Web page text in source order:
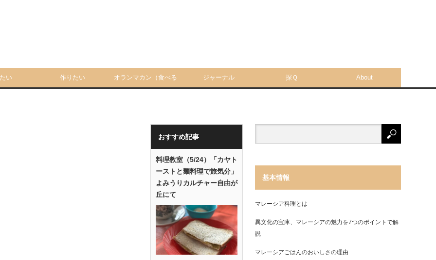
い 作りたい オランマカン（食べる ジャーナル 探Ｑ About
おすすめ記事
料理教室（5/24）「カヤト
ーストと麺料理で旅気分」
よみうりカルチャー自由が
丘にて
基本情報
マレーシア料理とは
異文化の宝庫、マレーシアの魅力を7つのポイントで解
説
マレーシアごはんのおいしさの理由